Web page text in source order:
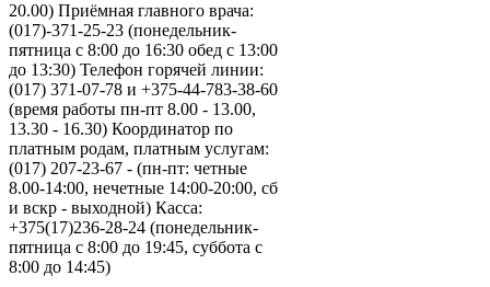
20.00) Приёмная главного врача:
(017)-371-25-23 (понедельник-
пятница с 8:00 до 16:30 обед с 13:00
до 13:30) Телефон горячей линии:
(017) 371-07-78 и +375-44-783-38-60
(время работы пн-пт 8.00 - 13.00,
13.30 - 16.30) Координатор по
платным родам, платным услугам:
(017) 207-23-67 - (пн-пт: четные
8.00-14:00, нечетные 14:00-20:00, сб
и вскр - выходной) Касса:
+375(17)236-28-24 (понедельник-
пятница с 8:00 до 19:45, суббота с
8:00 до 14:45)